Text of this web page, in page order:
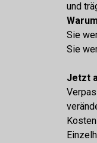
und
Sie
Sie
Jetzt